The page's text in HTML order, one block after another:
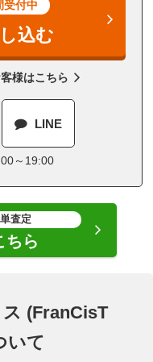
受付中
込む
様はこちら
LINE
～19:00
査定
ちら
(FranCisT
いて